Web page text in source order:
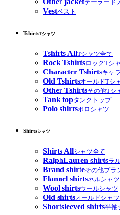
Other jacketテーラード,
Vestベスト
TshirtsTシャツ
Tshirts AllTシャツ全て
Rock TshirtsロックTシ
Character Tshirtsキャ
Old TshirtsオールドTシ
Other Tshirtsその他Tシ
Tank topタンクトップ
Polo shirtsポロシャツ
Shirtsシャツ
Shirts Allシャツ全て
RalphLauren shirtsラ
Brand shirteその他ブラ
Flannel shirtsネルシャツ
Wool shirtsウールシャツ
Old shirtsオールドシャツ
Shortsleeved shirts半袖